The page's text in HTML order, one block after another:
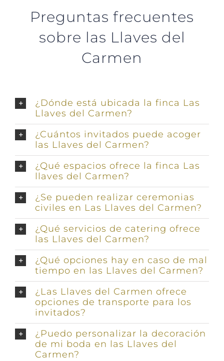
Preguntas frecuentes
sobre las Llaves del
Carmen
¿Dónde está ubicada la finca Las
Llaves del Carmen?
¿Cuántos invitados puede acoger
las Llaves del Carmen?
¿Qué espacios ofrece la finca Las
llaves del Carmen?
¿Se pueden realizar ceremonias
civiles en Las Llaves del Carmen?
¿Qué servicios de catering ofrece
las Llaves del Carmen?
¿Qué opciones hay en caso de mal
tiempo en las Llaves del Carmen?
¿Las Llaves del Carmen ofrece
opciones de transporte para los
invitados?
¿Puedo personalizar la decoración
de mi boda en las Llaves del
Carmen?